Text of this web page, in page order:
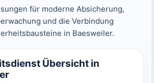
für moderne Absicherung,
und die Verbindung
in Baesweiler.
Übersicht in